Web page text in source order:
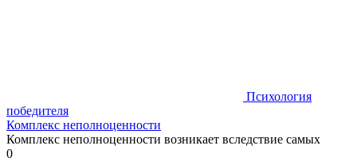
Психология
победителя
Комплекс неполноценности
Комплекс неполноценности возникает вследствие самых
0